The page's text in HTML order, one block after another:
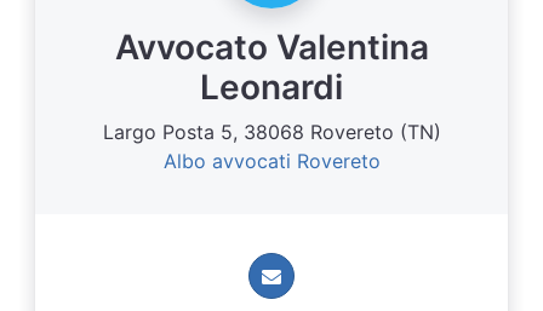
Avvocato Valentina
Leonardi
Largo Posta 5, 38068 Rovereto (TN)
Albo avvocati Rovereto